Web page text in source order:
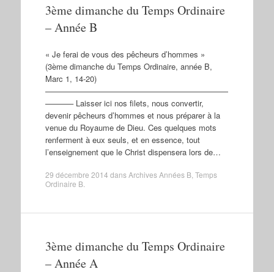
3ème dimanche du Temps Ordinaire
– Année B
« Je ferai de vous des pêcheurs d’hommes »
(3ème dimanche du Temps Ordinaire, année B,
Marc 1, 14-20)
———————————————————————
———– Laisser ici nos filets, nous convertir,
devenir pêcheurs d’hommes et nous préparer à la
venue du Royaume de Dieu. Ces quelques mots
renferment à eux seuls, et en essence, tout
l’enseignement que le Christ dispensera lors de…
29 décembre 2014 dansArchives Années B, Temps
Ordinaire B.
3ème dimanche du Temps Ordinaire
– Année A